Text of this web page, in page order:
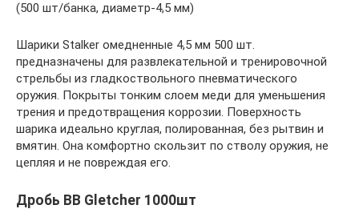
(500 шт/банка, диаметр-4,5 мм)
Шарики Stalker омедненные 4,5 мм 500 шт.
предназначены для развлекательной и тренировочной
стрельбы из гладкоствольного пневматического
оружия. Покрыты тонким слоем меди для уменьшения
трения и предотвращения коррозии. Поверхность
шарика идеально круглая, полированная, без рытвин и
вмятин. Она комфортно скользит по стволу оружия, не
цепляя и не повреждая его.
Дробь BB Gletcher 1000шт